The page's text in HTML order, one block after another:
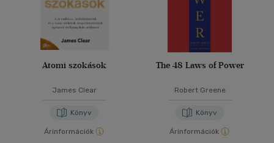
Atomi szokások
James Clear
Könyv
Árinformációk
The 48 Laws of Power
Robert Greene
Könyv
Árinformációk